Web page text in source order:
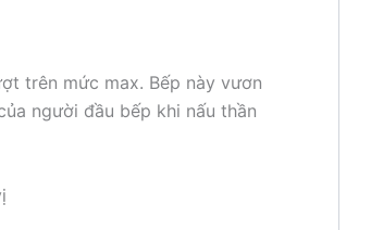
trên mức max. Bếp này vươn
người đầu bếp khi nấu thần